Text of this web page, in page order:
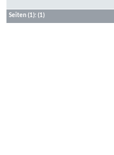
Seiten(1): (1)